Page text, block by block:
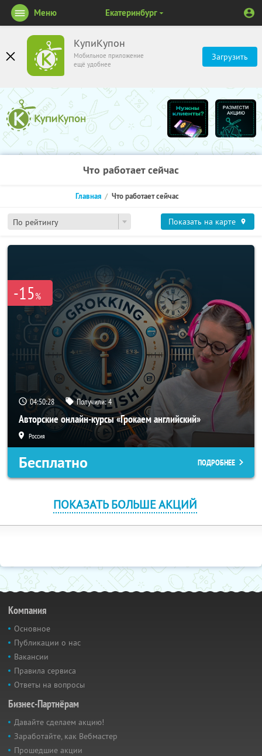
КупиКупон
Мобильное приложение
ещё удобнее
Загрузить
Меню Екатеринбург
Что работает сейчас
По рейтингу
Главная Что работает сейчас
Показать на карте
-15%
04:50:28 Получили:4
Авторские онлайн-курсы «Грокаем английский»
Россия
Бесплатно ПОДРОБНЕЕ
ПОКАЗАТЬ БОЛЬШЕ АКЦИЙ
Компания
Основное
Публикации о нас
Вакансии
Правила сервиса
Ответы на вопросы
Бизнес-Партнёрам
Давайте сделаем акцию!
Заработайте, как Вебмастер
Прошедшие акции